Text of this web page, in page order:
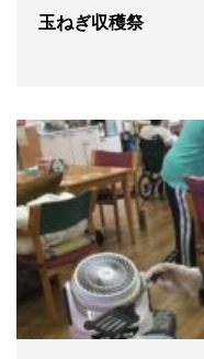
玉ねぎ収穫祭